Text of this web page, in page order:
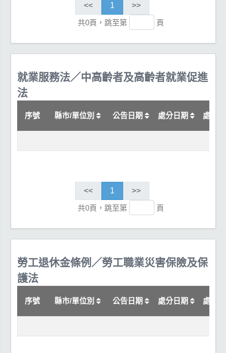
<< 1
>>
共0頁，跳至第
頁
就業服務法／中高齡者及高齡者就業促進
法
序號 縣市/單位別 公告日期 處分日期 處分
<< 1
>>
共0頁，跳至第
頁
勞工退休金條例／勞工職業災害保險及保
護法
序號 縣市/單位別 公告日期 處分日期 處分